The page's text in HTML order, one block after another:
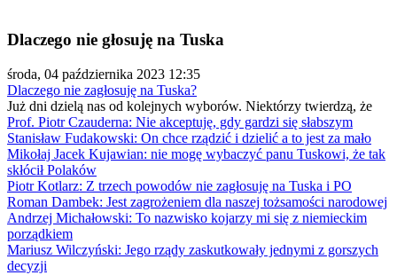
Dlaczego nie głosuję na Tuska
środa, 04 października 2023 12:35
Dlaczego nie zagłosuję na Tuska?
Już dni dzielą nas od kolejnych wyborów. Niektórzy twierdzą, że
Prof. Piotr Czauderna: Nie akceptuję, gdy gardzi się słabszym
Stanisław Fudakowski: On chce rządzić i dzielić a to jest za mało
Mikołaj Jacek Kujawian: nie mogę wybaczyć panu Tuskowi, że tak
skłócił Polaków
Piotr Kotlarz: Z trzech powodów nie zagłosuję na Tuska i PO
Roman Dambek: Jest zagrożeniem dla naszej tożsamości narodowej
Andrzej Michałowski: To nazwisko kojarzy mi się z niemieckim
porządkiem
Mariusz Wilczyński: Jego rządy zaskutkowały jednymi z gorszych
decyzji